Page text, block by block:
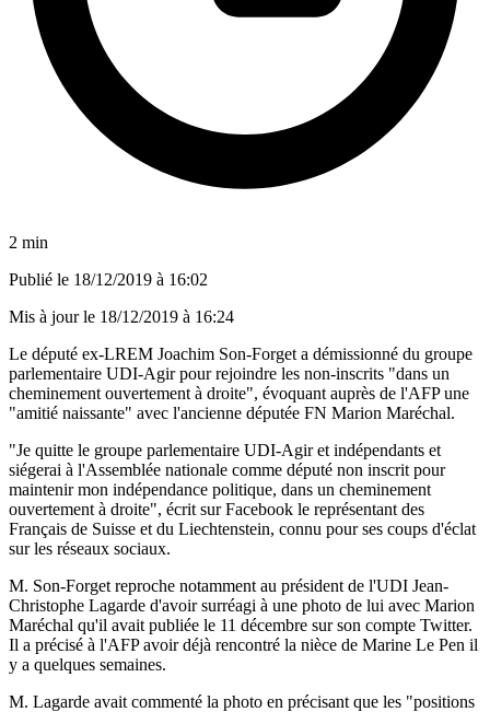
2 min
Publié le 18/12/2019 à 16:02
Mis à jour le 18/12/2019 à 16:24
Le député ex-LREM Joachim Son-Forget a démissionné du groupe
parlementaire UDI-Agir pour rejoindre les non-inscrits "dans un
cheminement ouvertement à droite", évoquant auprès de l'AFP une
"amitié naissante" avec l'ancienne députée FN Marion Maréchal.
"Je quitte le groupe parlementaire UDI-Agir et indépendants et
siégerai à l'Assemblée nationale comme député non inscrit pour
maintenir mon indépendance politique, dans un cheminement
ouvertement à droite", écrit sur Facebook le représentant des
Français de Suisse et du Liechtenstein, connu pour ses coups d'éclat
sur les réseaux sociaux.
M. Son-Forget reproche notamment au président de l'UDI Jean-
Christophe Lagarde d'avoir surréagi à une photo de lui avec Marion
Maréchal qu'il avait publiée le 11 décembre sur son compte Twitter.
Il a précisé à l'AFP avoir déjà rencontré la nièce de Marine Le Pen il
y a quelques semaines.
M. Lagarde avait commenté la photo en précisant que les "positions